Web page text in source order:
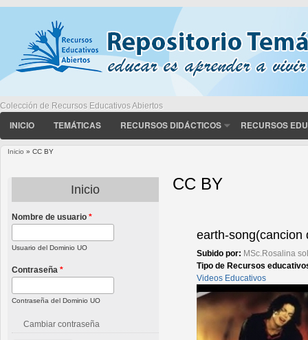
Colección de Recursos Educativos Abiertos
INICIO TEMÁTICAS RECURSOS DIDÁCTICOS RECURSOS
Inicio » CC BY
CC BY
earth-song(cancion
Subido por: MSc.Rosalina
Tipo de Recursos
Videos Educativos
Páginas
Inicio
Nombre de usuario *
Usuario del Dominio UO
Contraseña *
Contraseña del Dominio UO
Cambiar contraseña